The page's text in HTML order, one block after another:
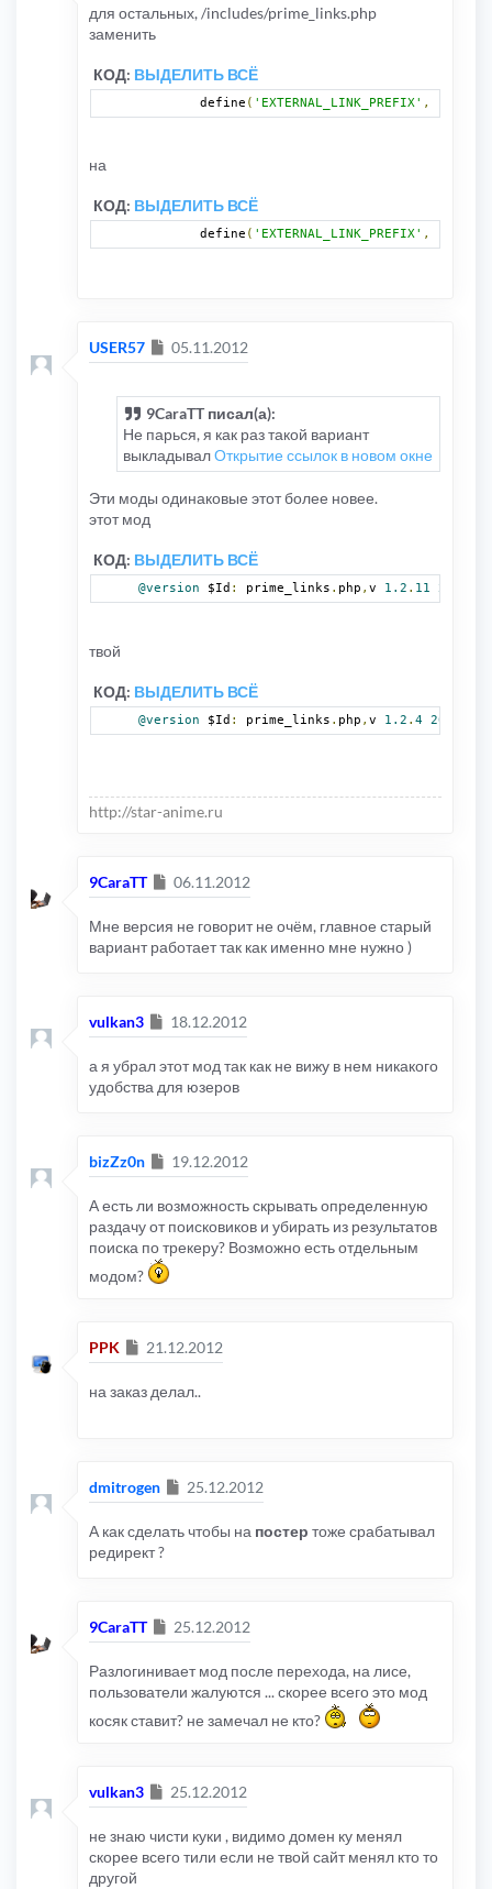
для остальных, /includes/prime_links.php
заменить
КОД: ВЫДЕЛИТЬ ВСЁ
	define
( 'EXTERNAL_LINK_PREFIX' ,
на
КОД: ВЫДЕЛИТЬ ВСЁ
	define
( 'EXTERNAL_LINK_PREFIX' ,
USER57 Сообщение
05.11.2012
9CaraTT писал(а):
Не парься, я как раз такой вариант
выкладывалОткрытие ссылок в новом окне
Эти моды одинаковые этот более новее.
этот мод
КОД: ВЫДЕЛИТЬ ВСЁ
@version $Id : prime_links . php , v 1.2 . 11 2010
твой
КОД: ВЫДЕЛИТЬ ВСЁ
@version $Id : prime_links . php , v 1.2 . 4 2008
http://star-anime.ru
9CaraTT Сообщение
06.11.2012
Мне версия не говорит не очём, главное старый
вариант работает так как именно мне нужно )
vulkan3 Сообщение
18.12.2012
а я убрал этот мод так как не вижу в нем никакого
удобства для юзеров
bizZz0n Сообщение
19.12.2012
А есть ли возможность скрывать определенную
раздачу от поисковиков и убирать из результатов
поиска по трекеру? Возможно есть отдельным
модом?
PPK Сообщение
21.12.2012
на заказ делал..
dmitrogen Сообщение
25.12.2012
А как сделать чтобы на постер тоже срабатывал
редирект ?
9CaraTT Сообщение
25.12.2012
Разлогинивает мод после перехода, на лисе,
пользователи жалуются ... скорее всего это мод
косяк ставит? не замечал не кто?
vulkan3 Сообщение
25.12.2012
не знаю чисти куки , видимо домен ку менял
скорее всего тили если не твой сайт менял кто то
другой